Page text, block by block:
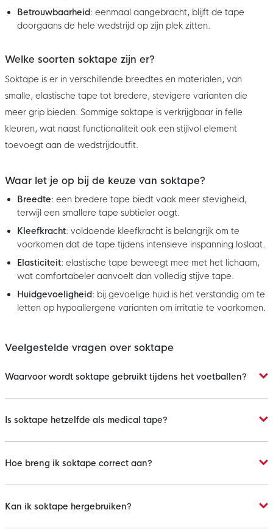
Betrouwbaarheid: eenmaal aangebracht, blijft de tape
doorgaans de hele wedstrijd op zijn plek zitten.
Welke soorten soktape zijn er?
Soktape is er in verschillende breedtes en materialen, van
smalle, elastische tape tot bredere, stevigere varianten die
meer grip bieden. Sommige soktape is verkrijgbaar in felle
kleuren, wat naast functionaliteit ook een stijlvol element
toevoegt aan de wedstrijdoutfit.
Waar let je op bij de keuze van soktape?
Breedte: een bredere tape biedt vaak meer stevigheid,
terwijl een smallere tape subtieler oogt.
Kleefkracht: voldoende kleefkracht is belangrijk om te
voorkomen dat de tape tijdens intensieve inspanning loslaat.
Elasticiteit: elastische tape beweegt mee met het lichaam,
wat comfortabeler aanvoelt dan volledig stijve tape.
Huidgevoeligheid: bij gevoelige huid is het verstandig om te
letten op hypoallergene varianten om irritatie te voorkomen.
Veelgestelde vragen over soktape
Waarvoor wordt soktape gebruikt tijdens het voetballen?
Is soktape hetzelfde als medical tape?
Hoe breng ik soktape correct aan?
Kan ik soktape hergebruiken?